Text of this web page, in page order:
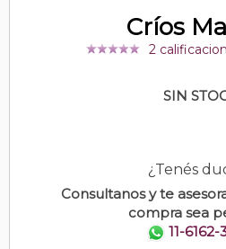
Críos
2
SIN
¿Tenés
Consultanos y te
compra sea
11-